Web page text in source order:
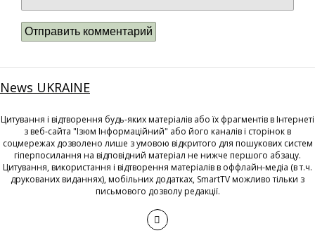
News UKRAINE
Цитування і відтворення будь-яких матеріалів або їх фрагментів в Інтернеті
з веб-сайта "Ізюм Інформаційний" або його каналів і сторінок в
соцмережах дозволено лише з умовою відкритого для пошукових систем
гіперпосилання на відповідний матеріал не нижче першого абзацу.
Цитування, використання і відтворення матеріалів в оффлайн-медіа (в т.ч.
друкованих виданнях), мобільних додатках, SmartTV можливо тільки з
письмового дозволу редакції.